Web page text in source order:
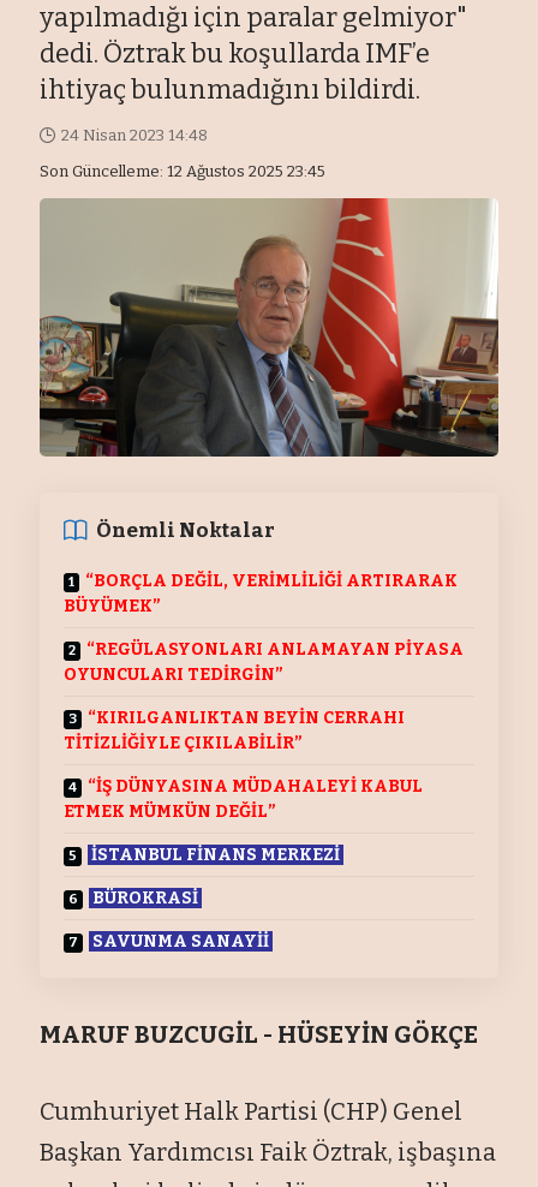
yapılmadığı için paralar gelmiyor"
dedi. Öztrak bu koşullarda IMF’e
ihtiyaç bulunmadığını bildirdi.
Son Güncelleme: 12 Ağustos 2025 23:45
24 Nisan 2023 14:48
Önemli Noktalar
“BORÇLA DEĞİL, VERİMLİLİĞİ ARTIRARAK
BÜYÜMEK”
“REGÜLASYONLARI ANLAMAYAN PİYASA
OYUNCULARI TEDİRGİN”
“KIRILGANLIKTAN BEYİN CERRAHI
TİTİZLİĞİYLE ÇIKILABİLİR”
“İŞ DÜNYASINA MÜDAHALEYİ KABUL
ETMEK MÜMKÜN DEĞİL”
İSTANBUL FİNANS MERKEZİ
BÜROKRASİ
SAVUNMA SANAYİİ
MARUF BUZCUGİL - HÜSEYİN GÖKÇE
Cumhuriyet Halk Partisi (CHP) Genel
Başkan Yardımcısı Faik Öztrak, işbaşına